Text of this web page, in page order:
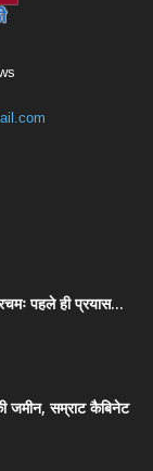
पहले ही प्रयास...
जमीन, सम्राट कैबिनेट